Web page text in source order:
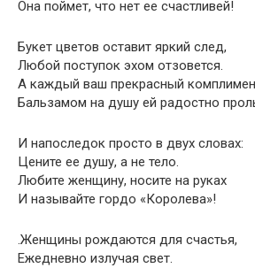
Она поймет, что нет ее счастливей!
Букет цветов оставит яркий след,
Любой поступок эхом отзовется.
А каждый ваш прекрасный
Бальзамом на душу ей радостно
И напоследок просто в двух словах:
Цените ее душу, а не тело.
Любите женщину, носите на руках
И называйте гордо «Королева»!
.Женщины рождаются для счастья,
Ежедневно излучая свет.